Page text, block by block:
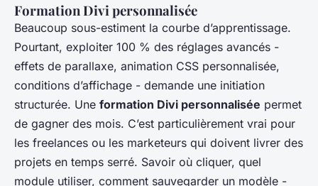
Formation Divi personnalisée
Beaucoup sous-estiment la courbe d’apprentissage.
Pourtant, exploiter 100 % des réglages avancés -
effets de parallaxe, animation CSS personnalisée,
conditions d’affichage - demande une initiation
structurée. Une formation Divi personnalisée permet
de gagner des mois. C’est particulièrement vrai pour
les freelances ou les marketeurs qui doivent livrer des
projets en temps serré. Savoir où cliquer, quel
module utiliser, comment sauvegarder un modèle -